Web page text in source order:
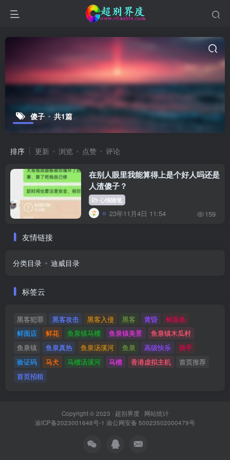
傻子 共1篇
排序 更新 浏览 点赞 评论
在别人眼里我能算得上是个好人吗还是
人渣傻子？
心情随笔
23年11月4日 11:54 159
友情链接
分类目录 迪威目录
标签云
黑客犯罪 黑客攻击 黑客入侵 黑客 黄昏
鲜面条
鲜面店
鲜花 鱼泉镇马槽 鱼泉镇美景
鱼泉镇木瓜村
鱼泉镇
鱼泉真热 鱼泉汤溪河 鱼泉 高级快乐
骑手
验证码
马犬 马槽汤溪河 马槽 香港虚拟主机
首页推荐
首页招租
Copyright © 2023 · 超别界度· 网站统计
渝ICP备2023001648号-1 渝公网安备 50023502000479号